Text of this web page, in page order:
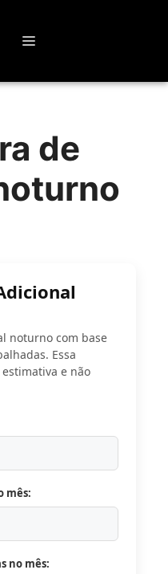
de
noturno com base
Essa
e não
mês:
no mês: